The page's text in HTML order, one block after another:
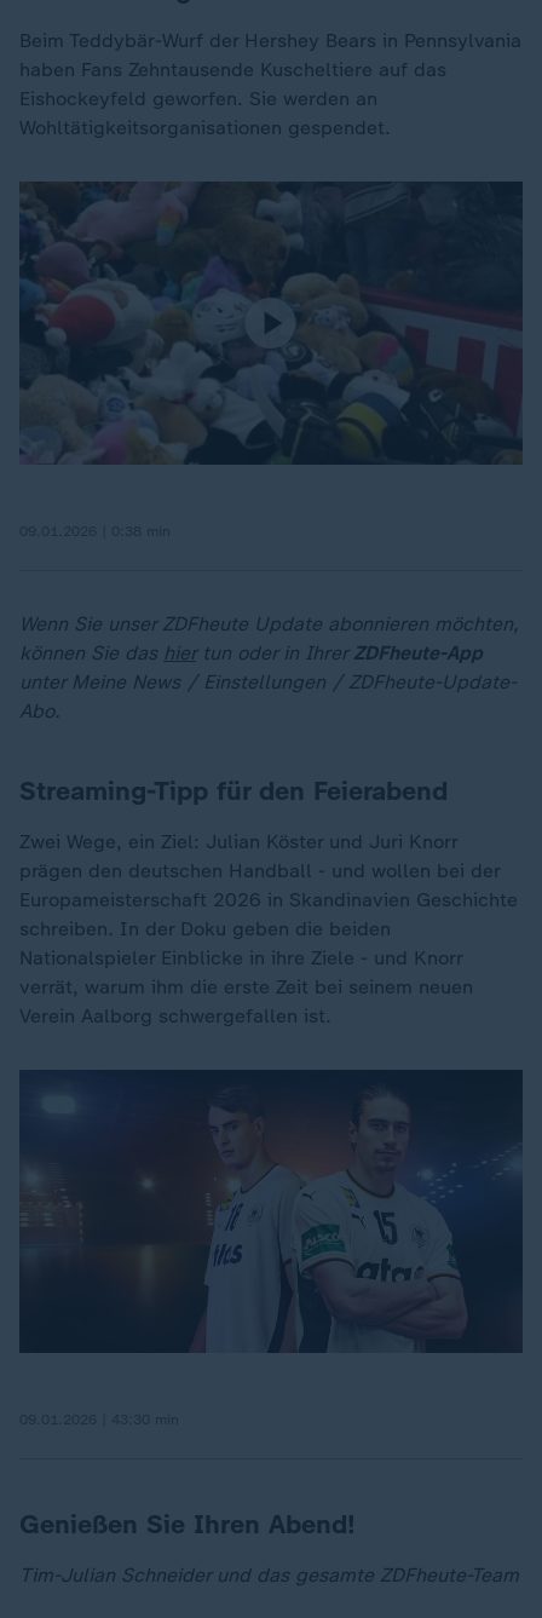
Beim Teddybär-Wurf der Hershey Bears in Pennsylvania
haben Fans Zehntausende Kuscheltiere auf das
Eishockeyfeld geworfen. Sie werden an
Wohltätigkeitsorganisationen gespendet.
Wenn Sie unser ZDFheute Update abonnieren möchten,
können Sie das hiertun oder in Ihrer ZDFheute-App
unter Meine News / Einstellungen / ZDFheute-Update-
Abo.
Streaming-Tipp für den Feierabend
Zwei Wege, ein Ziel: Julian Köster und Juri Knorr
prägen den deutschen Handball - und wollen bei der
Europameisterschaft 2026 in Skandinavien Geschichte
schreiben. In der Doku geben die beiden
Nationalspieler Einblicke in ihre Ziele - und Knorr
verrät, warum ihm die erste Zeit bei seinem neuen
Verein Aalborg schwergefallen ist.
Genießen Sie Ihren Abend!
Tim-Julian Schneider und das gesamte ZDFheute-Team